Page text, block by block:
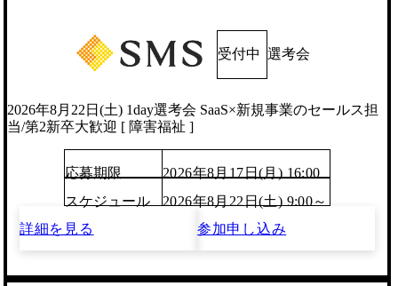
受付中 選考会
2026年8月22日(土) 1day選考会 SaaS×新規事業のセールス担
当/第2新卒大歓迎 [ 障害福祉 ]
応募期限
2026年8月17日(月) 16:00
スケジュール
2026年8月22日(土) 9:00～
詳細を見る
参加申し込み